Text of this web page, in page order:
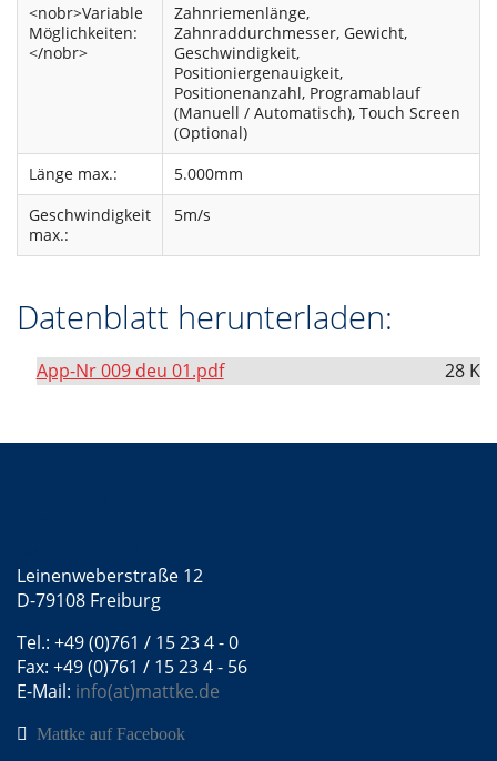
<nobr>Variable
Möglichkeiten:
</nobr>
Zahnriemenlänge,
Zahnraddurchmesser, Gewicht,
Geschwindigkeit,
Positioniergenauigkeit,
Positionenanzahl, Programablauf
(Manuell / Automatisch), Touch Screen
(Optional)
Länge max.:
5.000mm
Geschwindigkeit
max.:
5m/s
Datenblatt herunterladen:
App-Nr 009 deu 01.pdf 28 K
Leinenweberstraße 12
D-79108 Freiburg
Tel.: +49 (0)761 / 15 23 4 - 0
Fax: +49 (0)761 / 15 23 4 - 56
E-Mail: info(at)mattke.de
Mattke auf Facebook